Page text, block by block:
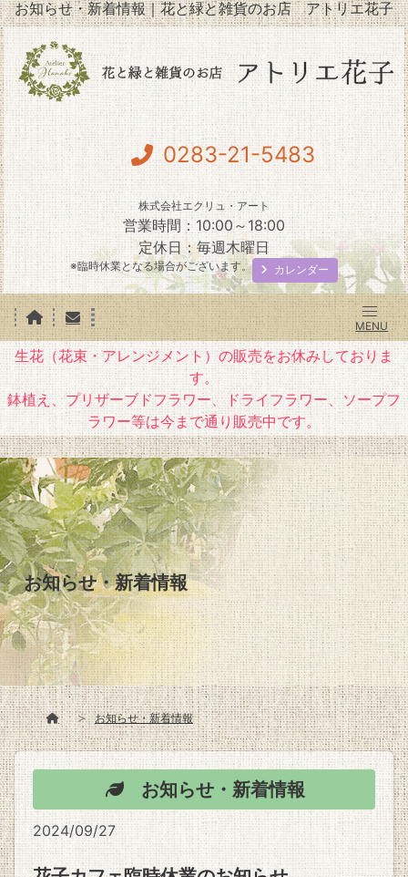
お知らせ・新着情報｜花と緑と雑貨のお店 アトリエ花子
0283-21-5483
株式会社エクリュ・アート
営業時間：10:00～18:00
定休日：毎週木曜日
※臨時休業となる場合がございます。 カレンダー
生花（花束・アレンジメント）の販売をお休みしておりま
す。
鉢植え、プリザーブドフラワー、ドライフラワー、ソープフ
ラワー等は今まで通り販売中です。
お知らせ・新着情報
お知らせ・新着情報
お知らせ・新着情報
2024/09/27